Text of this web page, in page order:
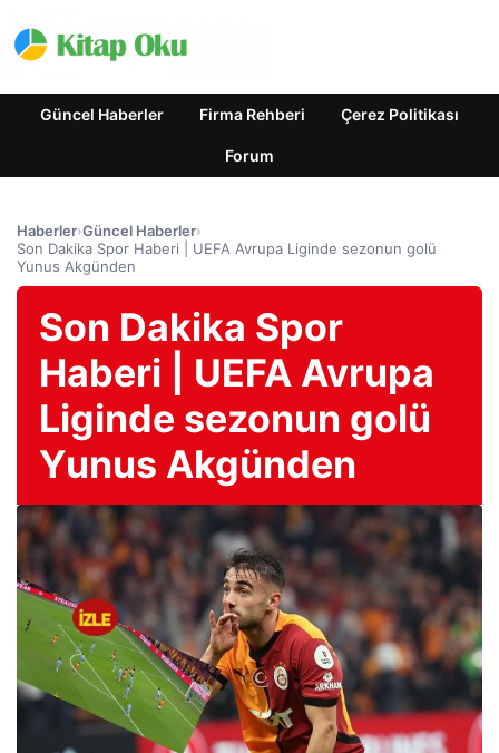
Güncel Haberler Firma Rehberi Çerez Politikası
Forum
Haberler›Güncel Haberler›
Son Dakika Spor Haberi | UEFA Avrupa Liginde sezonun golü
Yunus Akgünden
Son Dakika Spor
Haberi | UEFA Avrupa
Liginde sezonun golü
Yunus Akgünden